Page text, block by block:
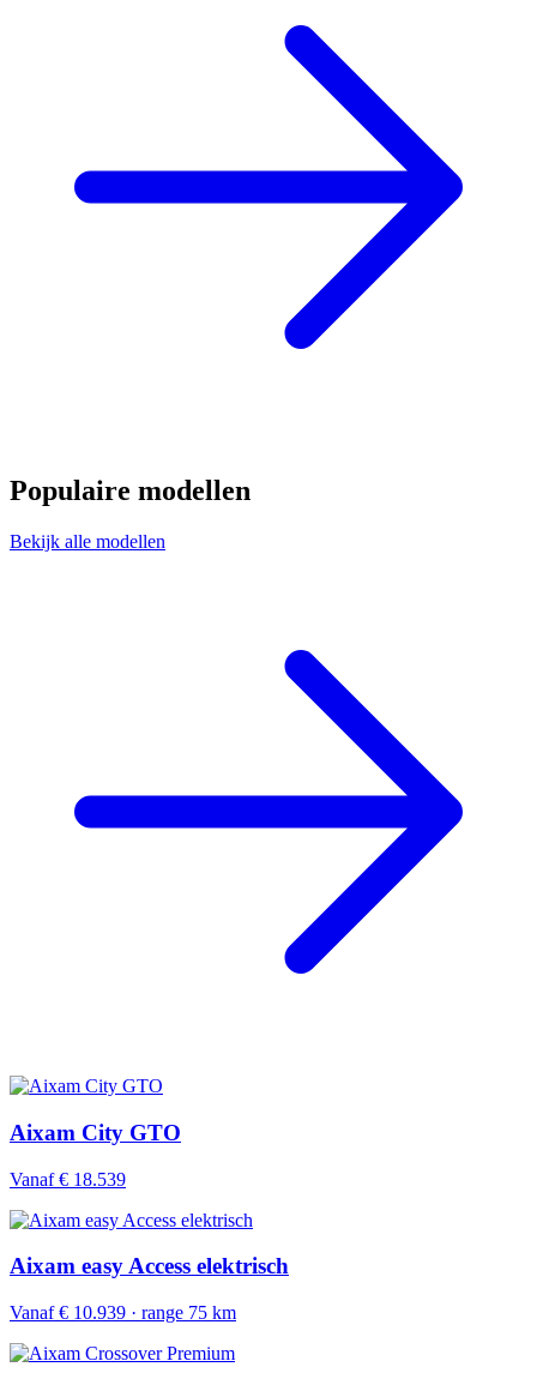
Populaire modellen
Bekijk alle modellen
Aixam City GTO
Vanaf € 18.539
Aixam easy Access elektrisch
Vanaf € 10.939 · range 75 km